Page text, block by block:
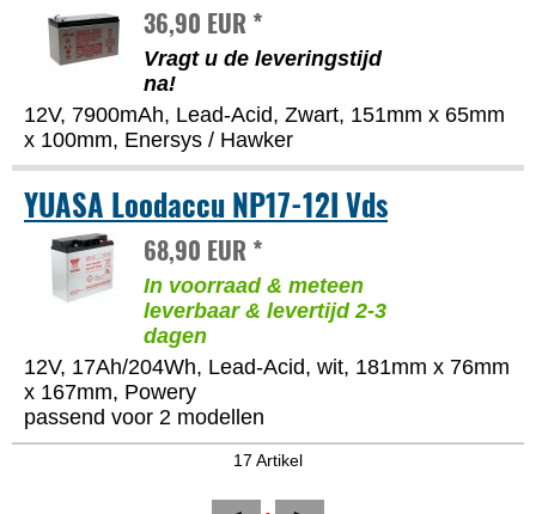
36,90 EUR *
Vragt u de leveringstijd
na!
12V, 7900mAh, Lead-Acid, Zwart, 151mm x 65mm
x 100mm, Enersys / Hawker
YUASA Loodaccu NP17-12I Vds
68,90 EUR *
In voorraad & meteen
leverbaar & levertijd 2-3
dagen
12V, 17Ah/204Wh, Lead-Acid, wit, 181mm x 76mm
x 167mm, Powery
passend voor 2 modellen
17 Artikel